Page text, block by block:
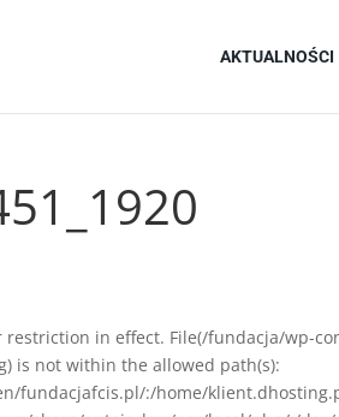
AKTUALNOŚCI
restriction in effect. File(/fundacja/wp-
is not within the allowed path(s):
fundacjafcis.pl/:/home/